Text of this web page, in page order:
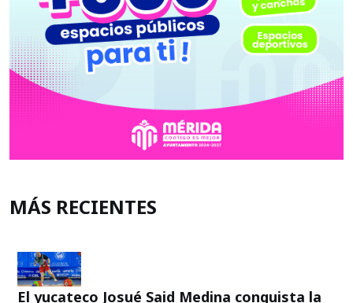
MÁS RECIENTES
El yucateco Josué Said Medina conquista la